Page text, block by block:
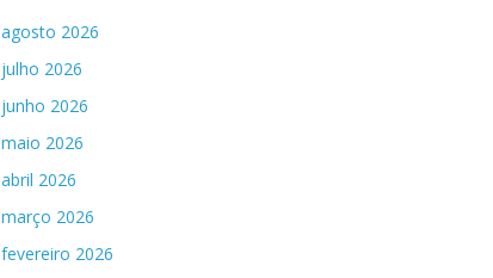
agosto 2026
julho 2026
junho 2026
maio 2026
abril 2026
março 2026
fevereiro 2026